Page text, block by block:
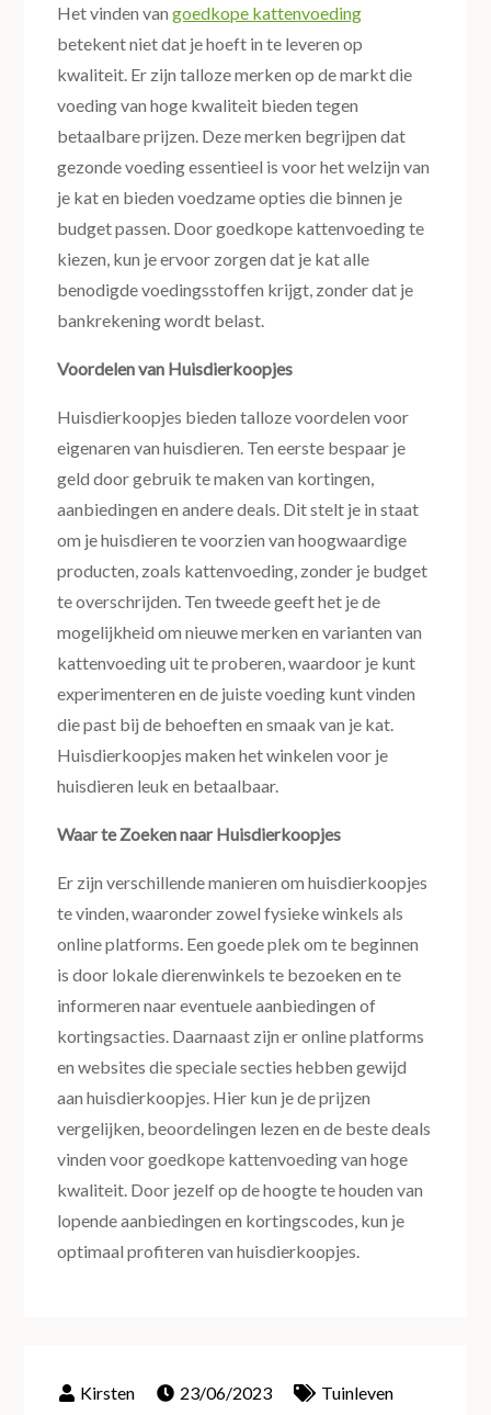
Het vinden vangoedkope kattenvoeding
betekent niet dat je hoeft in te leveren op
kwaliteit. Er zijn talloze merken op de markt die
voeding van hoge kwaliteit bieden tegen
betaalbare prijzen. Deze merken begrijpen dat
gezonde voeding essentieel is voor het welzijn van
je kat en bieden voedzame opties die binnen je
budget passen. Door goedkope kattenvoeding te
kiezen, kun je ervoor zorgen dat je kat alle
benodigde voedingsstoffen krijgt, zonder dat je
bankrekening wordt belast.
Voordelen van Huisdierkoopjes
Huisdierkoopjes bieden talloze voordelen voor
eigenaren van huisdieren. Ten eerste bespaar je
geld door gebruik te maken van kortingen,
aanbiedingen en andere deals. Dit stelt je in staat
om je huisdieren te voorzien van hoogwaardige
producten, zoals kattenvoeding, zonder je budget
te overschrijden. Ten tweede geeft het je de
mogelijkheid om nieuwe merken en varianten van
kattenvoeding uit te proberen, waardoor je kunt
experimenteren en de juiste voeding kunt vinden
die past bij de behoeften en smaak van je kat.
Huisdierkoopjes maken het winkelen voor je
huisdieren leuk en betaalbaar.
Waar te Zoeken naar Huisdierkoopjes
Er zijn verschillende manieren om huisdierkoopjes
te vinden, waaronder zowel fysieke winkels als
online platforms. Een goede plek om te beginnen
is door lokale dierenwinkels te bezoeken en te
informeren naar eventuele aanbiedingen of
kortingsacties. Daarnaast zijn er online platforms
en websites die speciale secties hebben gewijd
aan huisdierkoopjes. Hier kun je de prijzen
vergelijken, beoordelingen lezen en de beste deals
vinden voor goedkope kattenvoeding van hoge
kwaliteit. Door jezelf op de hoogte te houden van
lopende aanbiedingen en kortingscodes, kun je
optimaal profiteren van huisdierkoopjes.
23/06/2023 Tuinleven